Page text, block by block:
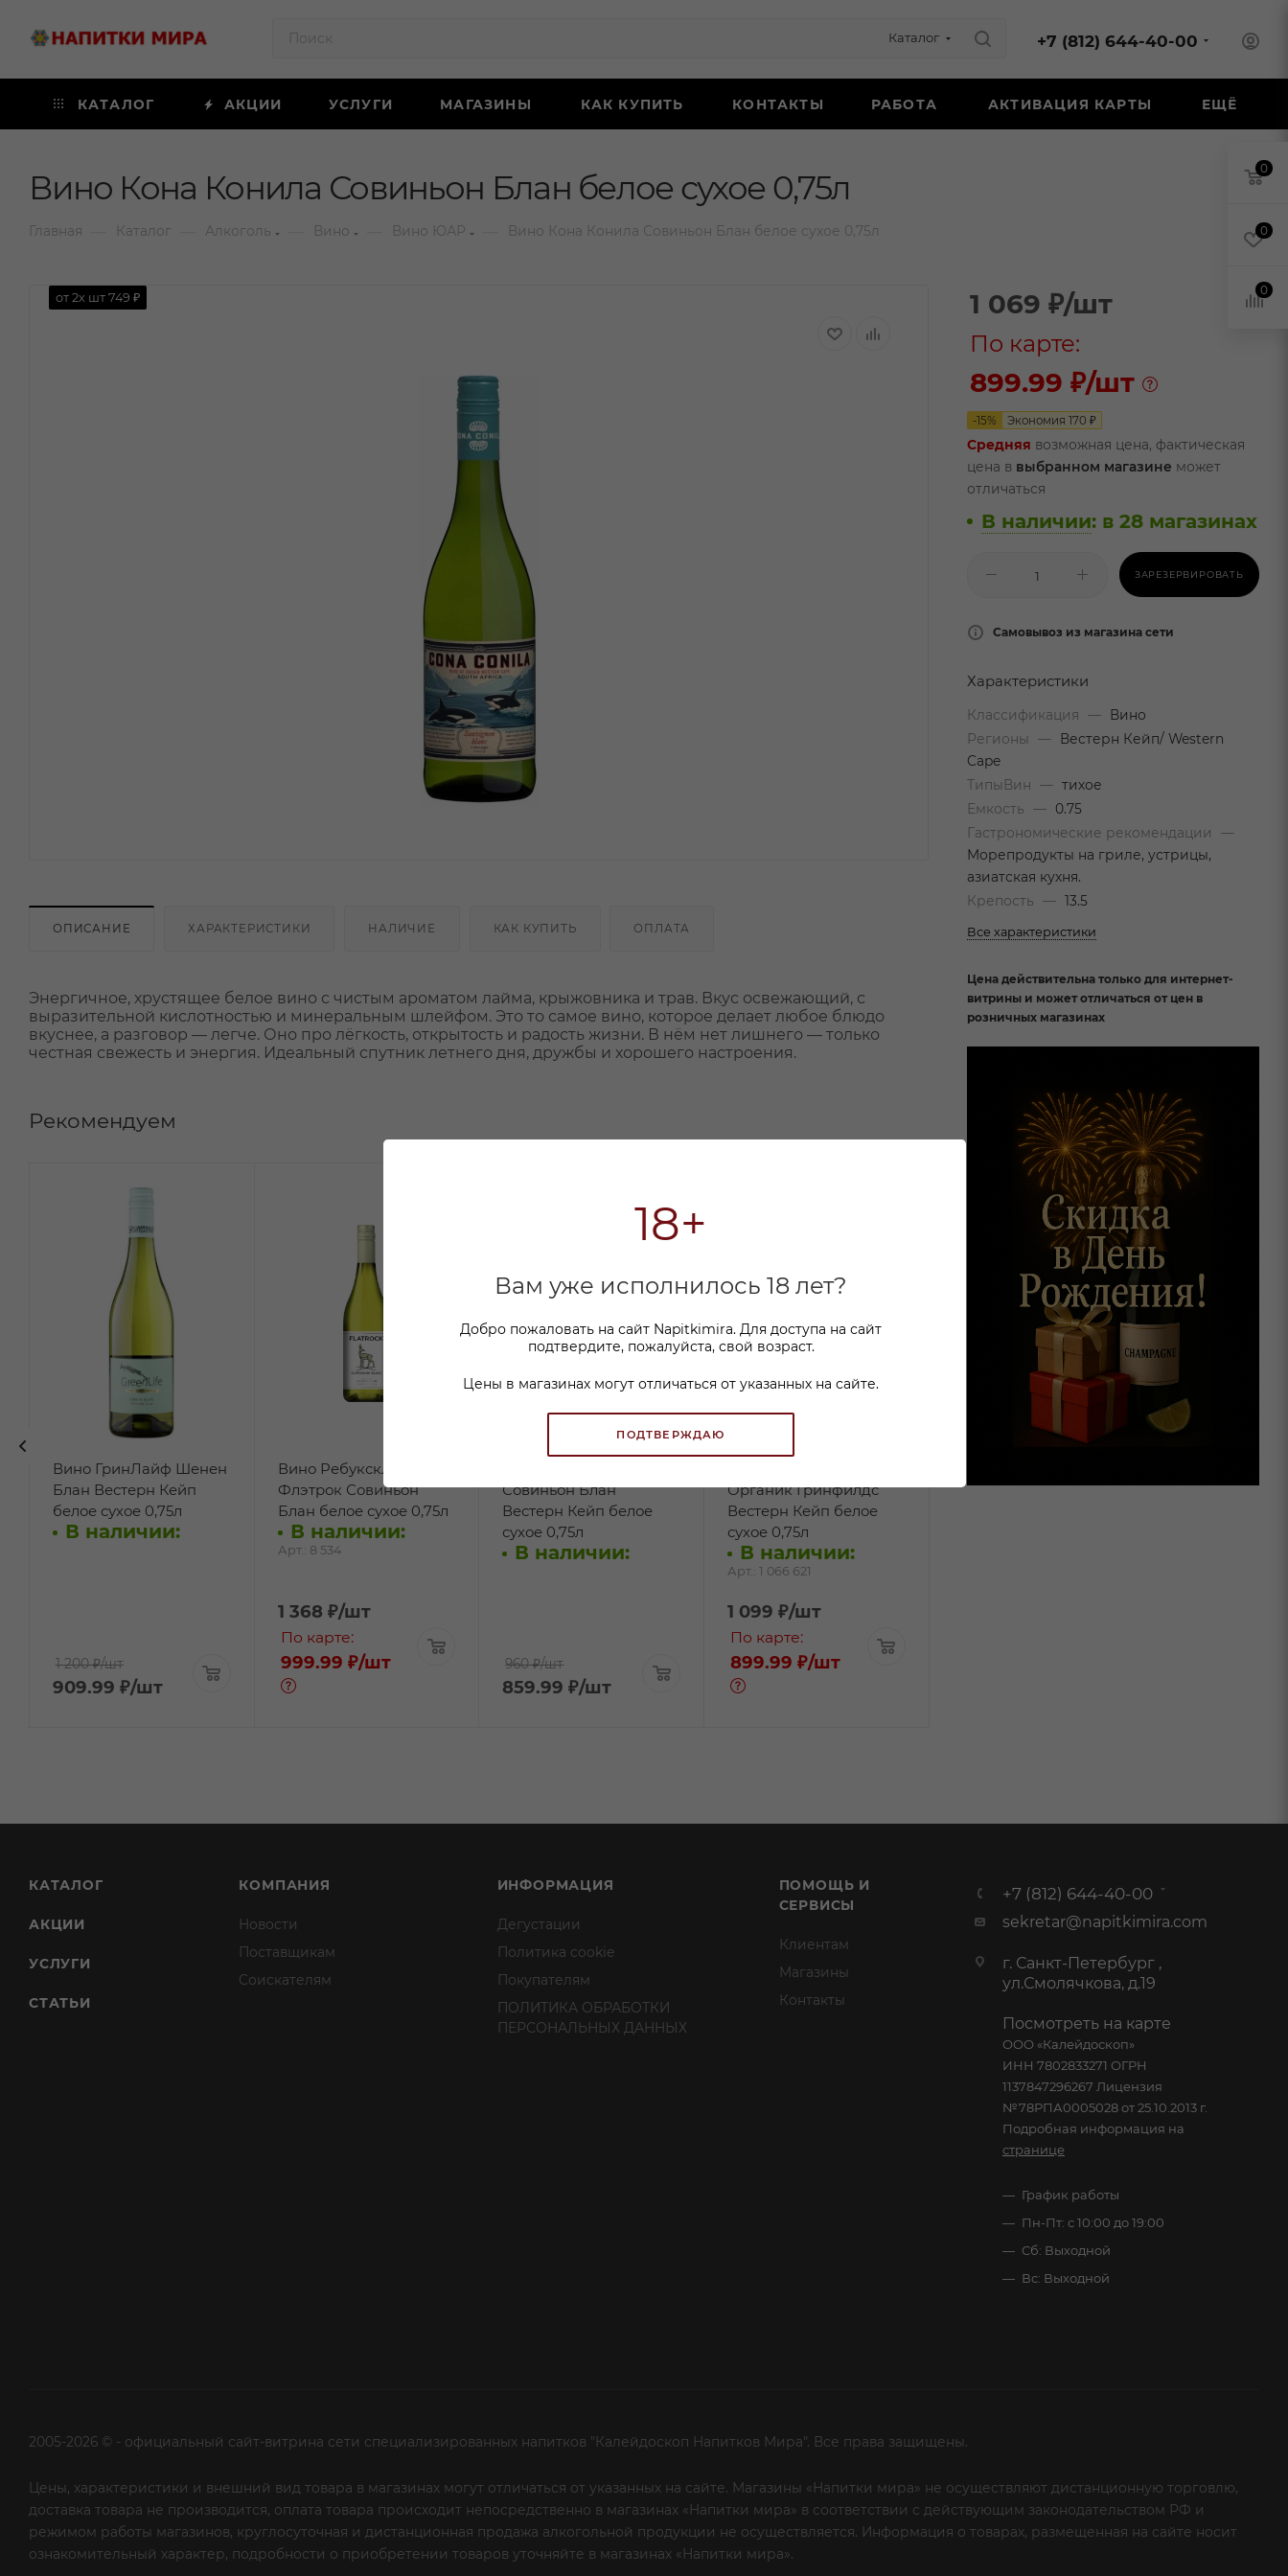
18+
Вам уже исполнилось 18 лет?
Добро пожаловать на сайт Napitkimira. Для доступа на сайт
подтвердите, пожалуйста, свой возраст.
Цены в магазинах могут отличаться от указанных на сайте.
ПОДТВЕРЖДАЮ
Каталог +7 (812) 644-40-00
КАТАЛОГ АКЦИИ УСЛУГИ МАГАЗИНЫ КАК КУПИТЬ КОНТАКТЫ РАБОТА АКТИВАЦИЯ КАРТЫ ЕЩЁ
Вино Кона Конила Совиньон Блан белое сухое 0,75л
Главная Каталог Алкоголь Вино Вино ЮАР Вино Кона Конила Совиньон Блан белое сухое 0,75л
от 2х шт 749 ₽
ОПИСАНИЕ ХАРАКТЕРИСТИКИ НАЛИЧИЕ КАК КУПИТЬ ОПЛАТА
Энергичное, хрустящее белое вино с чистым ароматом лайма, крыжовника и трав. Вкус освежающий, с
выразительной кислотностью и минеральным шлейфом. Это то самое вино, которое делает любое блюдо
вкуснее, а разговор — легче. Оно про лёгкость, открытость и радость жизни. В нём нет лишнего — только
честная свежесть и энергия. Идеальный спутник летнего дня, дружбы и хорошего настроения.
Рекомендуем
Вино ГринЛайф Шенен
Блан Вестерн Кейп
белое сухое 0,75л
В наличии:
1 200 ₽/шт
909.99 ₽/шт
Вино Ребуксклоф
Флэтрок Совиньон
Блан белое сухое 0,75л
В наличии:
Арт.: 8 534
1 368 ₽/шт
По карте:
999.99 ₽/шт
Совиньон Блан
Вестерн Кейп белое
сухое 0,75л
В наличии:
960 ₽/шт
859.99 ₽/шт
Органик Гринфилдс
Вестерн Кейп белое
сухое 0,75л
В наличии:
Арт.: 1 066 621
1 099 ₽/шт
По карте:
899.99 ₽/шт
Санбёрд Совиньон
Шенен Блан
1 069 ₽/шт
По карте:
899.99 ₽/шт
-15% Экономия 170 ₽
Средняя возможная цена, фактическая
цена в выбранном магазине может
отличаться
В наличии: в 28 магазинах
ЗАРЕЗЕРВИРОВАТЬ
Самовывоз из магазина сети
Характеристики
Классификация —
Вино
Регионы
—
Вестерн Кейп/ Western
Cape
ТипыВин
— тихое
Емкость
—
0.75
Гастрономические рекомендации
—
Морепродукты на гриле, устрицы,
азиатская кухня.
Крепость
— 13.5
Все характеристики
Цена действительна только для интернет-
витрины и может отличаться от цен в
розничных магазинах
КАТАЛОГ
АКЦИИ
УСЛУГИ
СТАТЬИ
КОМПАНИЯ
Новости
Поставщикам
Соискателям
ИНФОРМАЦИЯ
Дегустации
Политика cookie
Покупателям
ПОЛИТИКА ОБРАБОТКИ
ПЕРСОНАЛЬНЫХ ДАННЫХ
ПОМОЩЬ И
СЕРВИСЫ
Клиентам
Магазины
Контакты
+7 (812) 644-40-00
sekretar@napitkimira.com
г. Санкт-Петербург ,
ул.Смолячкова, д.19
Посмотреть на карте
ООО «Калейдоскоп»
ИНН 7802833271 ОГРН
1137847296267 Лицензия
№78РПА0005028 от 25.10.2013 г.
Подробная информация на
странице
График работы
Пн-Пт: с 10:00 до 19:00
Сб: Выходной
Вс: Выходной
2005-2026 © - официальный сайт-витрина сети специализированных напитков "Калейдоскоп Напитков Мира". Все права защищены.
Цены, характеристики и внешний вид товара в магазинах могут отличаться от указанных на сайте. Магазины «Напитки мира» не осуществляют дистанционную торговлю,
доставка товара не производится, оплата товара происходит непосредственно в магазинах «Напитки мира» в соответствии с действующим законодательством РФ и
режимом работы магазинов, круглосуточная и дистанционная продажа алкогольной продукции не осуществляется. Информация о товарах, размещенная на сайте носит
ознакомительный характер, подробности о приобретении товаров уточняйте в магазинах «Напитки мира».
0
0
0